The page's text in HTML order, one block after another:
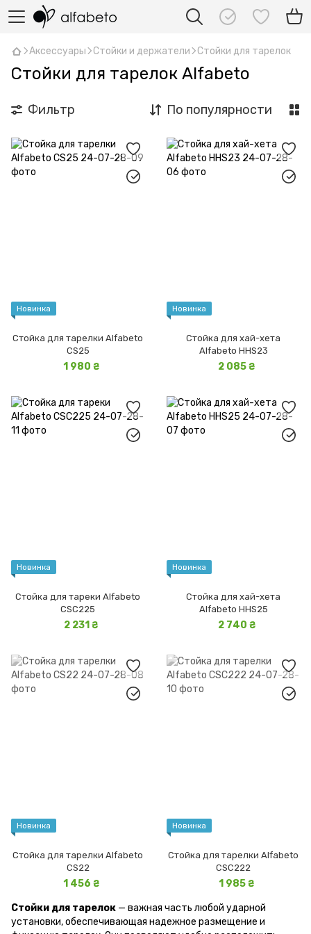
Аксессуары Стойки и держатели Стойки для тарелок
Стойки для тарелок Alfabeto
Фильтр По популярности
Новинка
Стойка для тарелки Alfabeto
CS25
1 980 ₴
Новинка
Стойка для хай-хета
Alfabeto HHS23
2 085 ₴
Новинка
Стойка для тареки Alfabeto
CSC225
2 231 ₴
Новинка
Стойка для хай-хета
Alfabeto HHS25
2 740 ₴
Новинка
Стойка для тарелки Alfabeto
CS22
1 456 ₴
Новинка
Стойка для тарелки Alfabeto
CSC222
1 985 ₴
Стойки для тарелок — важная часть любой ударной
установки, обеспечивающая надежное размещение и